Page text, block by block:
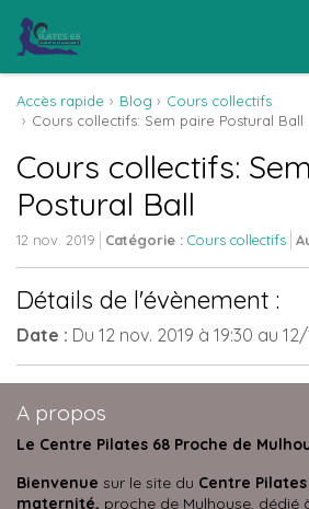
Accès rapide Blog
Cours collectifs
Cours collectifs: Sem paire Postural Ball
Cours collectifs:
Postural Ball
12 nov. 2019 Catégorie : Cours collectifs
Détails de l'évènement :
Date : Du 12 nov. 2019 à 19:30 au
A propos
Le Centre Pilates 68 Proche de
Bienvenue sur le site du Centre
maternité, proche de Mulhouse, dédié